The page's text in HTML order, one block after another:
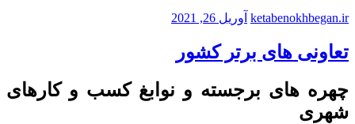
ketabenokhbegan.ir آوریل 26, 2021
تعاونی های برتر کشور
چهره های برجسته و نوابغ کسب و کارهای
شهری